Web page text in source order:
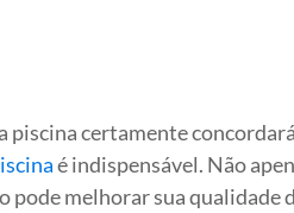
piscina certamente
é indispensável. Não
pode melhorar sua qualidade